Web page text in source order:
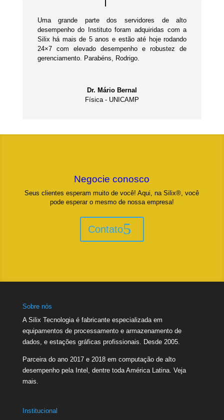
Uma grande parte dos servidores de alto
desempenho do Instituto foram adquiridas com a
Silix há mais de 5 anos e estão até hoje rodando
24×7 com elevado desempenho e robustez de
gerenciamento. Parabéns, Rodrigo.
Dr. Mário Bernal
Física - UNICAMP
Negocie conosco
Seus clientes esperam muito de você! Aqui, na Silix®, você
pode esperar o mesmo de nossa empresa!
Contato
Sobre nós
A Silix Tecnologia é fabricante especializada em
equipamentos de processamento e armazenamento de
dados, e estações gráficas profissionais. Desde 2005.
Parceira do ano 2017 e 2018 em computação de alto
desempenho pela Intel, dentre toda América Latina. Veja
mais.
Institucional